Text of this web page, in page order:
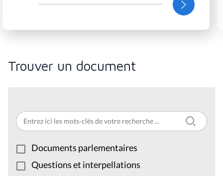
Trouver un document
Documents parlementaires
Questions et interpellations